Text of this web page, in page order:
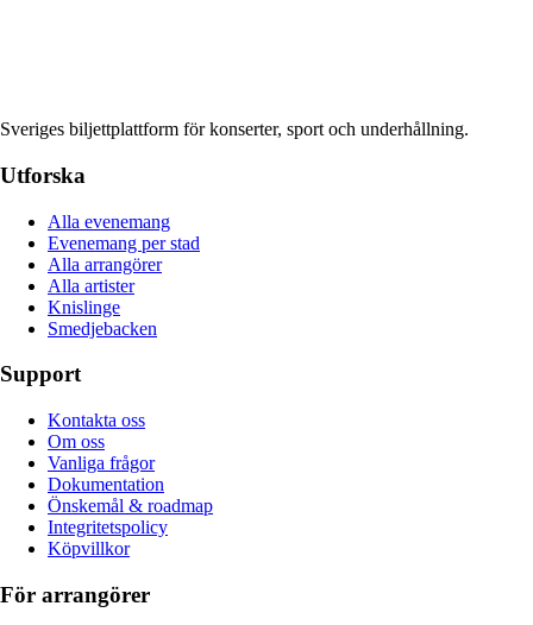
Sveriges biljettplattform för konserter, sport och underhållning.
Utforska
Alla evenemang
Evenemang per stad
Alla arrangörer
Alla artister
Knislinge
Smedjebacken
Support
Kontakta oss
Om oss
Vanliga frågor
Dokumentation
Önskemål & roadmap
Integritetspolicy
Köpvillkor
För arrangörer